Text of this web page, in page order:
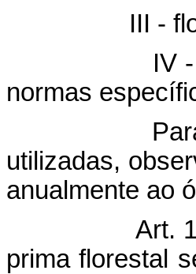
florestas
outras
normas
utilizadas,
anualmente ao
Art.
prima florestal